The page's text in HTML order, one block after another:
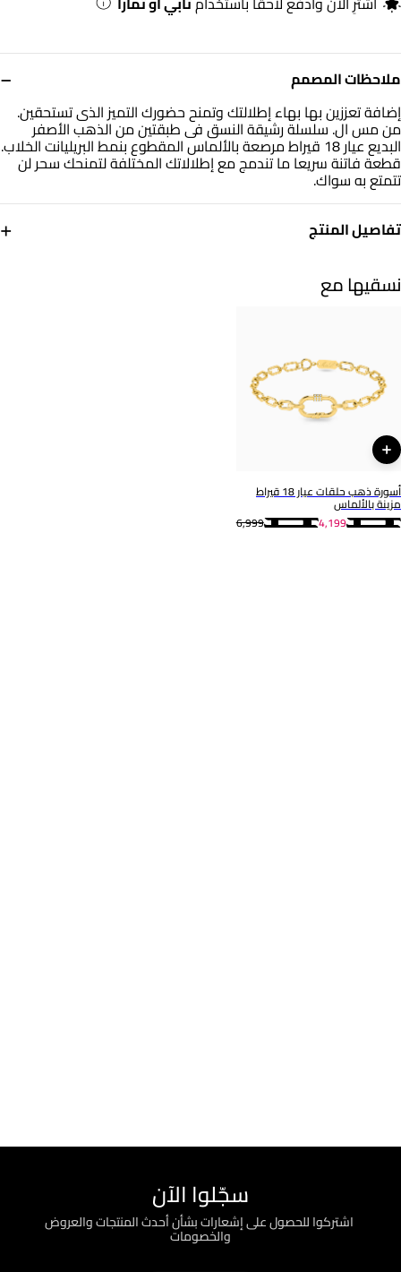
ملاحظات المصمم −
إضافة تعززين بها بهاء إطلالتك وتمنح حضورك التميز الذى تستحقين.
من مس ال. سلسلة رشيقة النسق فى طبقتين من الذهب الأصفر
البديع عيار 18 قيراط مرصعة بالألماس المقطوع بنمط البريليانت الخلاب.
قطعة فاتنة سريعا ما تندمج مع إطلالاتك المختلفة لتمنحك سحر لن
تتمتع به سواك.
تفاصيل المنتج
+
ذهب أصفر 18 قيراط
نسقيها مع
أسورة ذهب حلقات عيار 18 قيراط
مزينة بالألماس
6,999
4,199
سجّلوا الآن
؜ اشتركوا للحصول على إشعارات بشأن أحدث المنتجات والعروض
والخصومات